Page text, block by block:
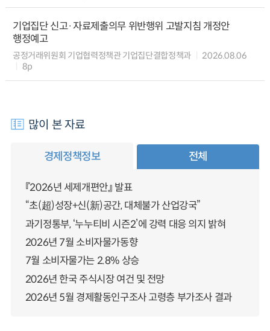
기업집단 신고·자료제출의무 위반행위 고발지침 개정안
행정예고
공정거래위원회 기업협력정책관 기업집단결합정책과
2026.08.06
8p
많이 본 자료
경제정책정보 전체
『2026년 세제개편안』 발표
“초(超)성장+신(新)공간, 대체불가 산업강국”
과기정통부, ‘누누티비 시즌2’에 강력 대응 의지 밝혀
2026년 7월 소비자물가동향
7월 소비자물가는 2.8% 상승
2026년 한국 주식시장 여건 및 전망
2026년 5월 경제활동인구조사 고령층 부가조사 결과